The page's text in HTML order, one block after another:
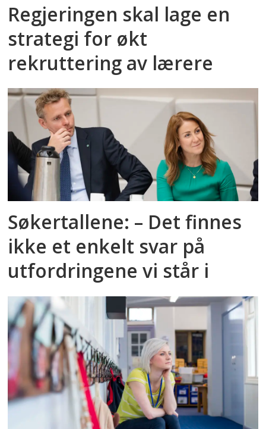
Regjeringen skal lage en
strategi for økt
rekruttering av lærere
Søkertallene: – Det finnes
ikke et enkelt svar på
utfordringene vi står i